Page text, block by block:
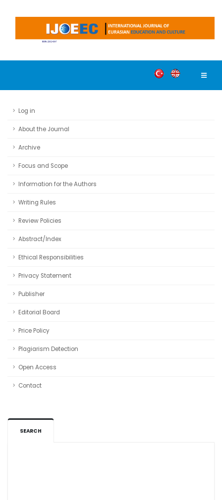
Log in
About the Journal
Archive
Focus and Scope
Information for the Authors
Writing Rules
Review Policies
Abstract/Index
Ethical Responsibilities
Privacy Statement
Publisher
Editorial Board
Price Policy
Plagiarism Detection
Open Access
Contact
SEARCH